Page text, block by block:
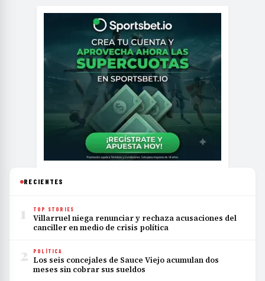
RECIENTES
1 TOP STORIES
Villarruel niega renunciar y rechaza acusaciones del
canciller en medio de crisis política
2 POLÍTICA
Los seis concejales de Sauce Viejo acumulan dos
meses sin cobrar sus sueldos